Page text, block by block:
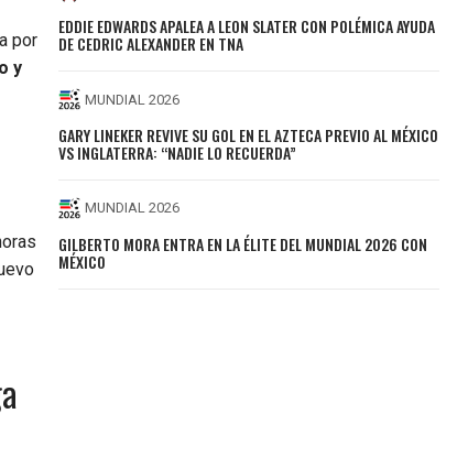
por
y
EDDIE EDWARDS APALEA A LEON SLATER CON POLÉMICA AYUDA
DE CEDRIC ALEXANDER EN TNA
MUNDIAL 2026
GARY LINEKER REVIVE SU GOL EN EL AZTECA PREVIO AL MÉXICO
VS INGLATERRA: “NADIE LO RECUERDA”
MUNDIAL 2026
GILBERTO MORA ENTRA EN LA ÉLITE DEL MUNDIAL 2026 CON
MÉXICO